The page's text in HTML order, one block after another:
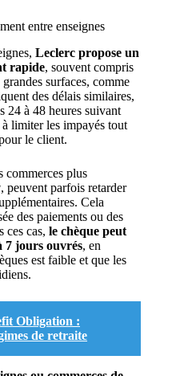
entre enseignes
Leclerc propose un
rapide, souvent compris
surfaces, comme
des délais similaires,
24 à 48 heures suivant
limiter les impayés tout
le client.
commerces plus
, peuvent parfois retarder
Cela
des paiements ou des
ces cas, le chèque peut
7 jours ouvrés, en
est faible et que les
Obligation :
de retraite